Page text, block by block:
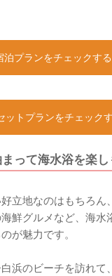
泊プランをチェックする
ットプランをチェック
って海水浴を楽
立地なのはもちろん
鮮グルメなど、海水
が魅力です。
浜のビーチを訪れて